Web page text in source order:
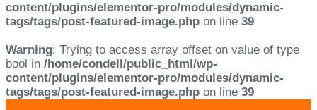
content/plugins/elementor-pro/modules/dynamic-
tags/tags/post-featured-image.php on line 39
Warning: Trying to access array offset on value of type
bool in /home/condell/public_html/wp-
content/plugins/elementor-pro/modules/dynamic-
tags/tags/post-featured-image.php on line 39